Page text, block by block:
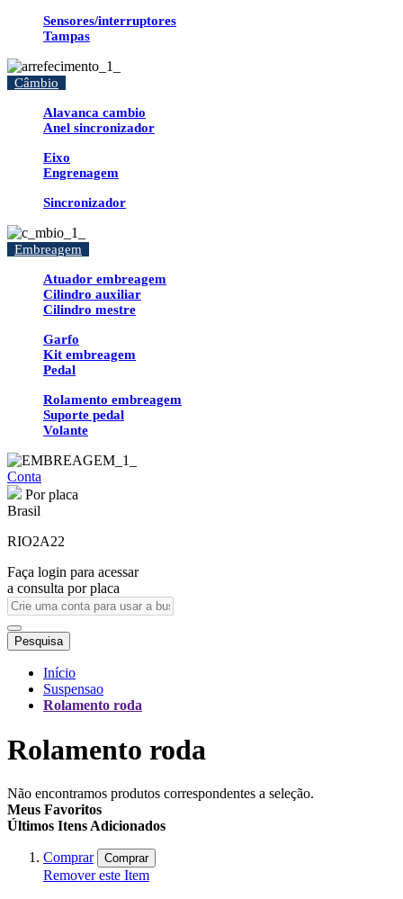
Sensores/interruptores
Tampas
Câmbio
Alavanca cambio
Anel sincronizador
Eixo
Engrenagem
Sincronizador
Embreagem
Atuador embreagem
Cilindro auxiliar
Cilindro mestre
Garfo
Kit embreagem
Pedal
Rolamento embreagem
Suporte pedal
Volante
Conta
Por placa
Brasil
RIO2A22
Faça login para acessar
a consulta por placa
Pesquisa
Início
Suspensao
Rolamento roda
Rolamento roda
Não encontramos produtos correspondentes a seleção.
Meus Favoritos
Últimos Itens Adicionados
Comprar Comprar
Remover este Item